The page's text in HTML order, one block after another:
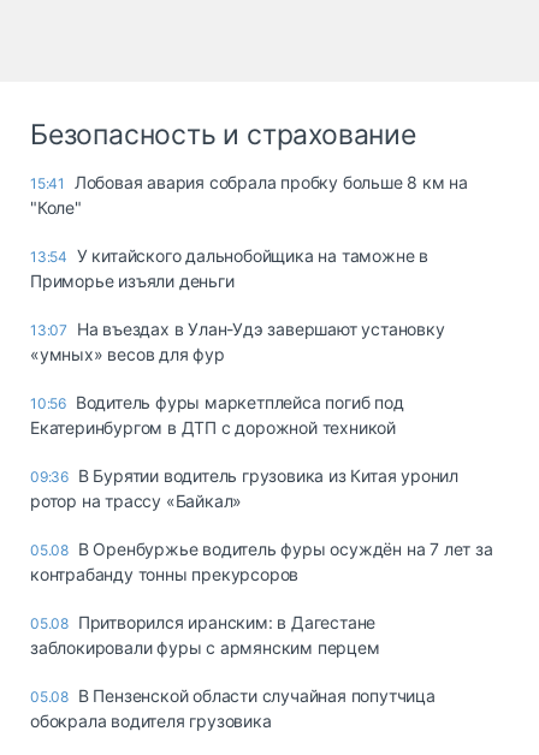
Безопасность и страхование
15:41
Лобовая авария собрала пробку больше 8 км на
"Коле"
13:54 У китайского дальнобойщика на таможне в
Приморье изъяли деньги
13:07
Ha въeздax в Улaн-Удэ зaвepшaют ycтaнoвкy
«yмныx» вecoв для фyp
10:56 Водитель фуры маркетплейса погиб под
Екатеринбургом в ДТП с дорожной техникой
09:36 В Бурятии водитель грузовика из Китая уронил
ротор на трассу «Байкал»
05.08 В Оренбуржье водитель фуры осуждён на 7 лет за
контрабанду тонны прекурсоров
05.08 Притворился иранским: в Дагестане
заблокировали фуры с армянским перцем
05.08 В Пензенской области случайная попутчица
обокрала водителя грузовика